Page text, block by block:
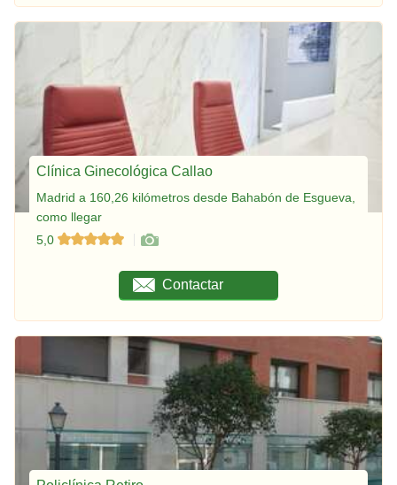
Clínica Ginecológica Callao
Madrid a 160,26 kilómetros desde Bahabón de Esgueva,
como llegar
5,0
Contactar